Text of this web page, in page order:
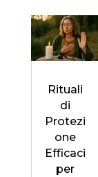
Rituali
di
Protezi
one
Efficaci
per